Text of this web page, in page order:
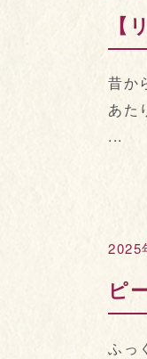
【
昔か
あた
...
2025
ピ
ふっ